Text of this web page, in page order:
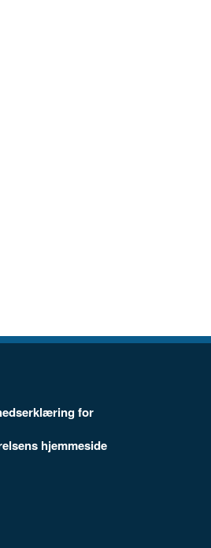
for
hjemmeside